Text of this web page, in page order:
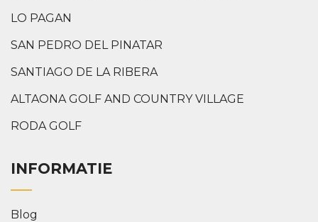
LO PAGAN
SAN PEDRO DEL PINATAR
SANTIAGO DE LA RIBERA
ALTAONA GOLF AND COUNTRY VILLAGE
RODA GOLF
INFORMATIE
Blog